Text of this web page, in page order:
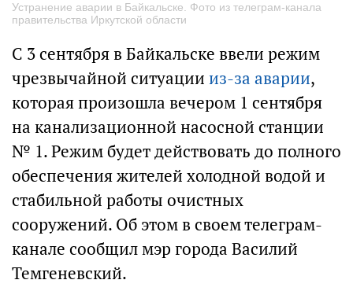
Устранение аварии в Байкальске. Фото из телеграм-канала
правительства Иркутской области
С 3 сентября в Байкальске ввели режим
чрезвычайной ситуации из-за аварии,
которая произошла вечером 1 сентября
на канализационной насосной станции
№ 1. Режим будет действовать до полного
обеспечения жителей холодной водой и
стабильной работы очистных
сооружений. Об этом в своем телеграм-
канале сообщил мэр города Василий
Темгеневский.